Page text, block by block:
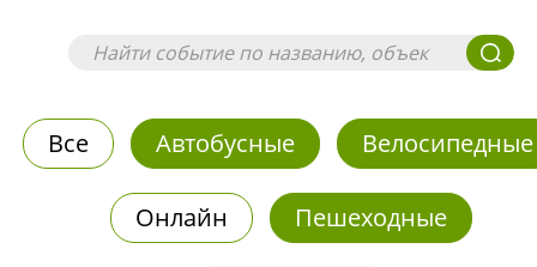
Все Автобусные Велосипедные
Онлайн Пешеходные